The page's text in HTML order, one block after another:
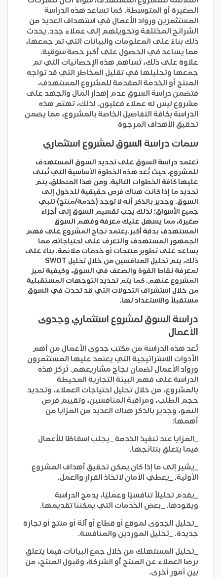
الصغيرة أو المتوسطة. كما تساعد هذه الدراسة
المستثمرين ورواد الأعمال في استهداف العديد من
الشرائح المختلفة وتحويلهم إلى عملاء جدد. يحدث
ذلك بناءً على المعلومات والبيانات التي تم جمعها،
مما يساعد في الحصول على أكبر حصة سوقية.
علاوة على ذلك، تُساهم هذه الإحصائيات التي تم
جمعها وتحليلها في تقليل المخاطر التي قد تواجه
المنتج أو الخدمة المقدمة للمشروع المستهدف،
فتضمن دراسة السوق عدم إهدار المال والجهد على
مشروع ليس له عملاء فعليون. لذلك، تهتم هذه
الدراسة بكافة التفاصيل الخاصة بالمشروع، مما يضمن
تحقيق الأهداف المرجوة
سمات دراسة السوق لمشروع استثماري
تعتمد دراسة السوق على تحديد السوق المستهدف
للمشروع، حيث تُعد هذه الخطوة الأساسية التي تُبنى
عليها كافة الخطوات التالية. ومن هذا المنطلق، يتم
تحديد ما إذا كانت هناك فرص حقيقية للدخول إلى
السوق. وجدير بالذكر أنه لا توجد (خدمة/منتج) تلبي
جميع الأسواق؛ لذلك يجب تقسيم السوق إلى أجزاء
صغيرة، مما يسهل عليك معرفة وفهم السوق
المستهدف بدقة أكبر.يعتمد نجاح المشروع على فهم
الجمهور المستهدف والتعرف على احتياجاته، مما
يساعد على تطوير منتجات أو خدمات ملائمة. بناءً على
ذلك، يتم تحليل المنافسين من خلال تحليل SWOT
لمعرفة نقاط القوة والضعف في السوق، وكيفية تميز
المشروع عنهم. كما يتم تحديد التوجهات المستقبلية
من خلال استشراف التحولات التي قد تحدث في السوق
مستقبلاً والاستعداد لها.
دراسة السوق لمشروع استثماري وجدوى
الأعمال
تُعد هذه الدراسة من مكتب جدوى الأعمال من أهم
الأدوات الاستراتيجية التي يعتمد عليها المستثمرون
ورواد الأعمال لضمان نجاح مشاريعهم. تُركز هذه
الدراسة على فهم البيئة التجارية المحيطة
بالمشروع، من خلال تحليل احتياجات العملاء، وتحديد
حجم الطلب، ومراقبة المنافسين، وتقييم فرص
النمو، وجدير بالذكر هناك العديد من المزايا من
أهمها:
_المزايا عند تنفيذ الخدمة _يجلب إسقاطًا للأعمال
فيما يتعلق بنتائجها.
_يشير إلى ما إذا كان يمكن تحقيق أهداف المشروع
الأولية. _يعطي الأمان لاتخاذ القرار والعمل.
_يقدم تحليلاً تنافسيًا وعمليًا، يدمج الدراسة
ويقودها. _بعض الخدمات التي يمكننا تقديمها.
_تحليل الجدوى لموقع أو قطاع أو آلة أو منتج أو تجارة
جديدة. _تحليل الموردين والمنافسة.
_تحليل المستهلك من خلال جمع البيانات فيما يتعلق
برضا العملاء عن المنتج أو الشركة، وقبول المنتج، من
بين أمور أخرى.